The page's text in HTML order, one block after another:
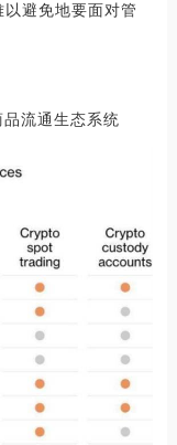
避免地要面对管
流通生态系统